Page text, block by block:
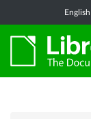
English